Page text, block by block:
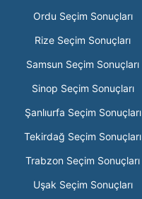
Ordu Seçim Sonuçları
Rize Seçim Sonuçları
Samsun Seçim Sonuçları
Sinop Seçim Sonuçları
Şanlıurfa Seçim Sonuçları
Tekirdağ Seçim Sonuçları
Trabzon Seçim Sonuçları
Uşak Seçim Sonuçları